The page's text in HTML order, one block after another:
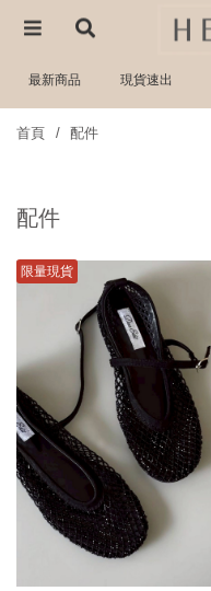
最新商品 現貨速出
首頁 配件
配件
限量現貨